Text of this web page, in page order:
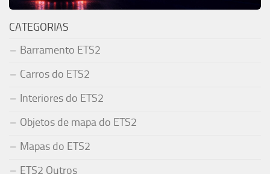
CATEGORIAS
Barramento ETS2
Carros do ETS2
Interiores do ETS2
Objetos de mapa do ETS2
Mapas do ETS2
ETS2 Outros